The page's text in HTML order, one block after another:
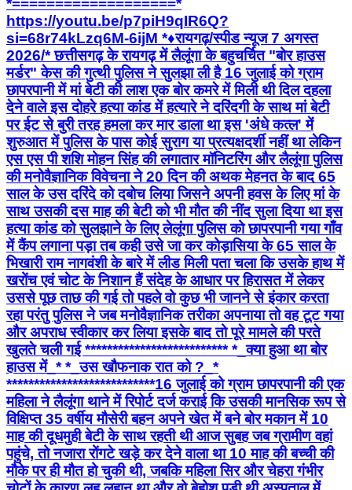
*===================*
https://youtu.be/p7piH9qIR6Q?
si=68r74kLzq6M-6ijM *♦रायगढ़/स्पीड न्यूज 7 अगस्त
2026/* ​छत्तीसगढ़ के रायगढ़ में लैलूंगा के बहुचर्चित "बोर हाउस
मर्डर" केस की गुत्थी पुलिस ने सुलझा ली है 16 जुलाई को ग्राम
छापरपानी में मां बेटी की लाश एक बोर कमरे में मिली थी दिल दहला
देने वाले इस दोहरे हत्या कांड में हत्यारे ने दरिंदगी के साथ मां बेटी
पर ईट से बुरी तरह हमला कर मार डाला था इस 'अंधे कत्ल' में
शुरुआत में पुलिस के पास कोई सुराग या प्रत्यक्षदर्शी नहीं था लेकिन
एस एस पी शशि मोहन सिंह की लगातार मॉनिटरिंग और लैलूंगा पुलिस
की मनोवैज्ञानिक विवेचना ने 20 दिन की अथक मेहनत के बाद 65
साल के उस दरिंदे को दबोच लिया जिसने अपनी हवस के लिए मां के
साथ उसकी दस माह की बेटी को भी मौत की नींद सुला दिया था इस
हत्या कांड को सुलझाने के लिए लेलूंगा पुलिस को छापरपानी गया गाँव
में कैंप लगाना पड़ा तब कही उसे जा कर कोड़ासिया के 65 साल के
भिखारी राम नागवंशी के बारे में लीड मिली पता चला कि उसके हाथ में
खरोंच एवं चोट के निशान हैं संदेह के आधार पर हिरासत में लेकर
उससे पूछ ताछ की गई तो पहले वो कुछ भी जानने से इंकार करता
रहा परंतु पुलिस ने जब मनोवैज्ञानिक तरीका अपनाया तो वह टूट गया
और अपराध स्वीकार कर लिया इसके बाद तो पूरे मामले की परते
खुलते चली गई ************************** *_क्या हुआ था बोर
हाउस में_* *_उस खौफनाक रात को ?_*
*************************** ​16 जुलाई को ग्राम छापरपानी की एक
महिला ने लैलूंगा थाने में रिपोर्ट दर्ज कराई कि उसकी मानसिक रूप से
विक्षिप्त 35 वर्षीय मौसेरी बहन अपने खेत में बने बोर मकान में 10
माह की दूधमुही बेटी के साथ रहती थी ​आज सुबह जब ग्रामीण वहां
पहुंचे, तो नजारा रोंगटे खड़े कर देने वाला था 10 माह की बच्ची की
मौके पर ही मौत हो चुकी थी, जबकि महिला सिर और चेहरा गंभीर